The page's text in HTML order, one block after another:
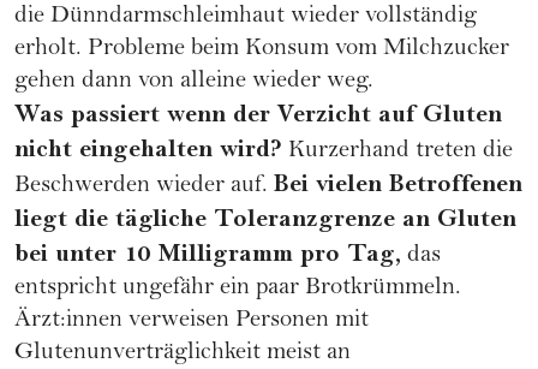
die Dünndarmschleimhaut wieder vollständig
erholt. Probleme beim Konsum vom Milchzucker
gehen dann von alleine wieder weg.
Was passiert wenn der Verzicht auf Gluten
nicht eingehalten wird? Kurzerhand treten die
Beschwerden wieder auf. Bei vielen Betroffenen
liegt die tägliche Toleranzgrenze an Gluten
bei unter 10 Milligramm pro Tag, das
entspricht ungefähr ein paar Brotkrümmeln.
Ärzt:innen verweisen Personen mit
Glutenunverträglichkeit meist an